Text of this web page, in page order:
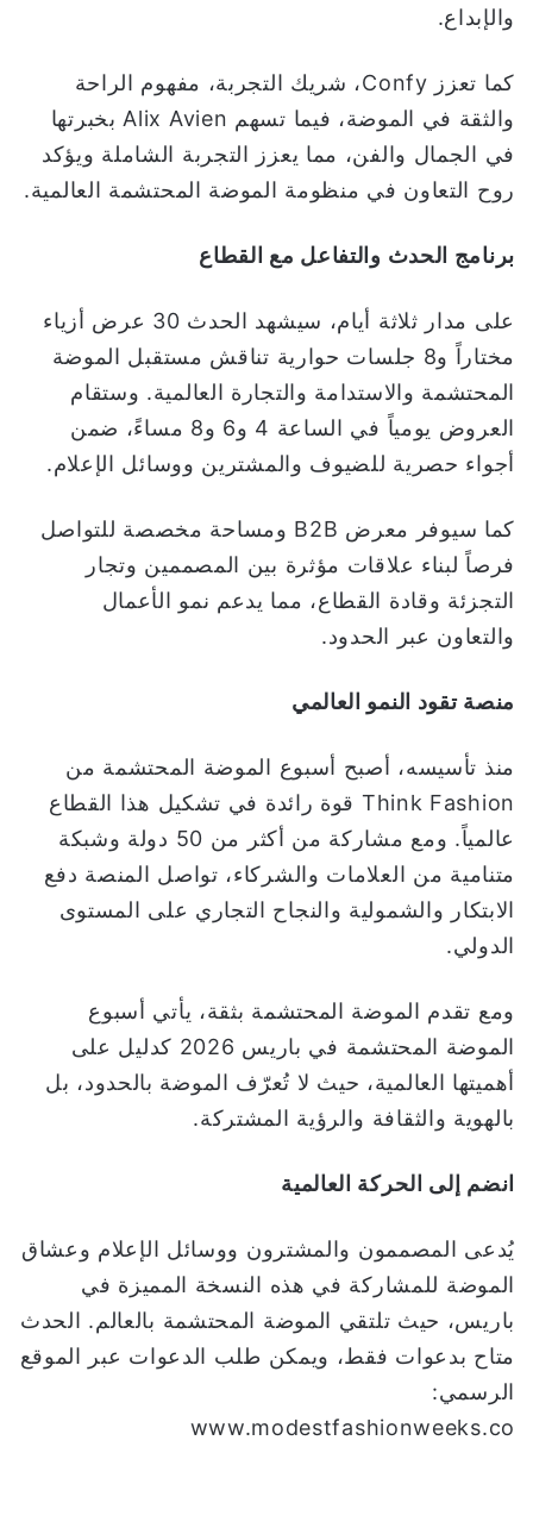
والإبداع.
كما تعزز Confy، شريك التجربة، مفهوم الراحة
والثقة في الموضة، فيما تسهم Alix Avien بخبرتها
في الجمال والفن، مما يعزز التجربة الشاملة ويؤكد
روح التعاون في منظومة الموضة المحتشمة العالمية.
برنامج الحدث والتفاعل مع القطاع
على مدار ثلاثة أيام، سيشهد الحدث 30 عرض أزياء
مختاراً و8 جلسات حوارية تناقش مستقبل الموضة
المحتشمة والاستدامة والتجارة العالمية. وستقام
العروض يومياً في الساعة 4 و6 و8 مساءً، ضمن
أجواء حصرية للضيوف والمشترين ووسائل الإعلام.
كما سيوفر معرض B2B ومساحة مخصصة للتواصل
فرصاً لبناء علاقات مؤثرة بين المصممين وتجار
التجزئة وقادة القطاع، مما يدعم نمو الأعمال
والتعاون عبر الحدود.
منصة تقود النمو العالمي
منذ تأسيسه، أصبح أسبوع الموضة المحتشمة من
Think Fashion قوة رائدة في تشكيل هذا القطاع
عالمياً. ومع مشاركة من أكثر من 50 دولة وشبكة
متنامية من العلامات والشركاء، تواصل المنصة دفع
الابتكار والشمولية والنجاح التجاري على المستوى
الدولي.
ومع تقدم الموضة المحتشمة بثقة، يأتي أسبوع
الموضة المحتشمة في باريس 2026 كدليل على
أهميتها العالمية، حيث لا تُعرّف الموضة بالحدود، بل
بالهوية والثقافة والرؤية المشتركة.
انضم إلى الحركة العالمية
يُدعى المصممون والمشترون ووسائل الإعلام وعشاق
الموضة للمشاركة في هذه النسخة المميزة في
باريس، حيث تلتقي الموضة المحتشمة بالعالم. الحدث
متاح بدعوات فقط، ويمكن طلب الدعوات عبر الموقع
الرسمي:
www.modestfashionweeks.co